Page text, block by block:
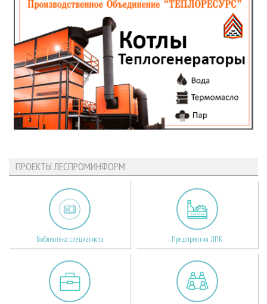
ПРОЕКТЫ ЛЕСПРОМИНФОРМ
Библиотека специалиста Предприятия ЛПК